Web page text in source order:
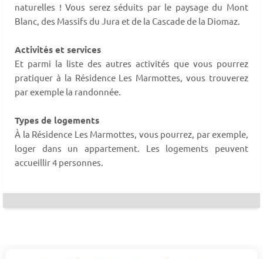
naturelles ! Vous serez séduits par le paysage du Mont
Blanc, des Massifs du Jura et de la Cascade de la Diomaz.
Activités et services
Et parmi la liste des autres activités que vous pourrez
pratiquer à la Résidence Les Marmottes, vous trouverez
par exemple la randonnée.
Types de logements
À la Résidence Les Marmottes, vous pourrez, par exemple,
loger dans un appartement. Les logements peuvent
accueillir 4 personnes.